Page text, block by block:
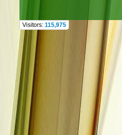
Visitors: 115,975